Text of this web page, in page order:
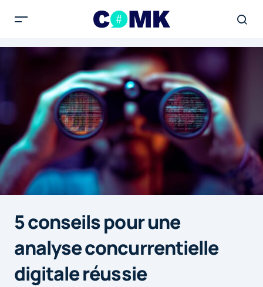
5 conseils pour une
analyse concurrentielle
digitale réussie